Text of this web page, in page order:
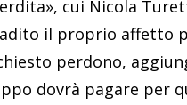
cui Nicola
il proprio affetto
perdono,
dovrà pagare per